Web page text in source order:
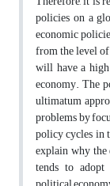
policies on a
economic
from the level
will have a
economy. The
ultimatum
problems by
policy cycles in
explain why
tends to